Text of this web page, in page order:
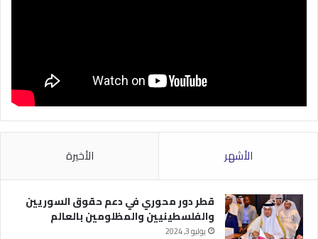
الأشهر الأخيرة
قطر دور محوري في دعم حقوق السوريين
والفلسطينيين والمظلومين بالعالم
يوليو 3, 2024